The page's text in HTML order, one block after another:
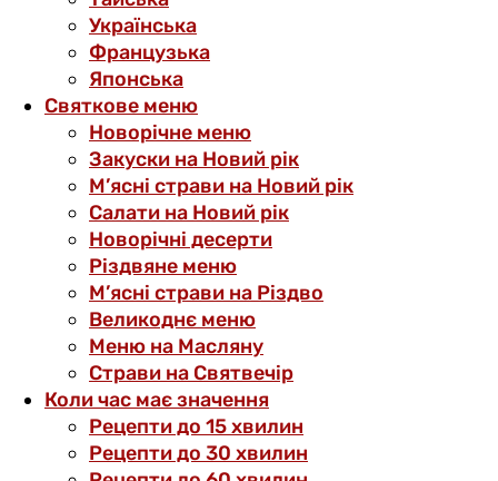
Українська
Французька
Японська
Святкове меню
Новорічне меню
Закуски на Новий рік
М’ясні страви на Новий рік
Салати на Новий рік
Новорічні десерти
Різдвяне меню
М’ясні страви на Різдво
Великоднє меню
Меню на Масляну
Страви на Святвечір
Коли час має значення
Рецепти до 15 хвилин
Рецепти до 30 хвилин